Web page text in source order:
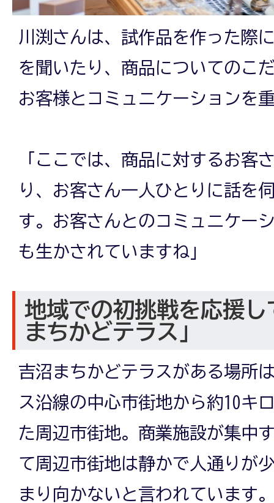
川渕さんは、試作品を作った際
を聞いたり、商品についてのこ
お客様とコミュニケーションを
「ここでは、商品に対するお客
り、お客さん一人ひとりに話を
す。お客さんとのコミュニケー
も生かされていますね」
地域での初挑戦を応援
まちかどテラス」
吉沼まちかどテラスがある場所
ス沿線の中心市街地から約10キ
た周辺市街地。商業施設が集中
て周辺市街地は静かで人通りが
まり向かないと言われています